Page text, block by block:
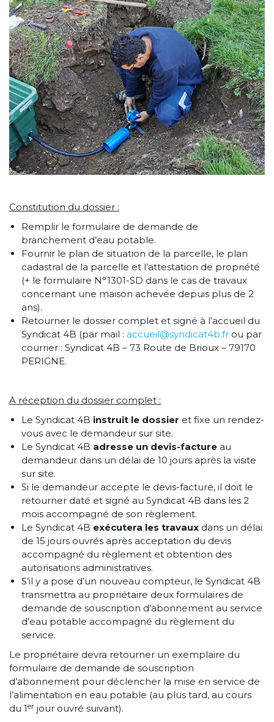
Constitution du dossier :
Remplir le formulaire de demande de
branchement d’eau potable.
Fournir le plan de situation de la parcelle, le plan
cadastral de la parcelle et l’attestation de propriété
(+ le formulaire N°1301-SD dans le cas de travaux
concernant une maison achevée depuis plus de 2
ans).
Retourner le dossier complet et signé à l’accueil du
Syndicat 4B (par mail : accueil@syndicat4b.fr ou par
courrier : Syndicat 4B – 73 Route de Brioux – 79170
PERIGNE.
A réception du dossier complet :
Le Syndicat 4B instruit le dossier et fixe un rendez-
vous avec le demandeur sur site.
Le Syndicat 4B adresse un devis-facture au
demandeur dans un délai de 10 jours après la visite
sur site.
Si le demandeur accepte le devis-facture, il doit le
retourner daté et signé au Syndicat 4B dans les 2
mois accompagné de son règlement.
Le Syndicat 4B exécutera les travaux dans un délai
de 15 jours ouvrés après acceptation du devis
accompagné du règlement et obtention des
autorisations administratives.
S’il y a pose d’un nouveau compteur, le Syndicat 4B
transmettra au propriétaire deux formulaires de
demande de souscription d’abonnement au service
d’eau potable accompagné du règlement du
service.
Le propriétaire devra retourner un exemplaire du
formulaire de demande de souscription
d’abonnement pour déclencher la mise en service de
l’alimentation en eau potable (au plus tard, au cours
du 1er jour ouvré suivant).